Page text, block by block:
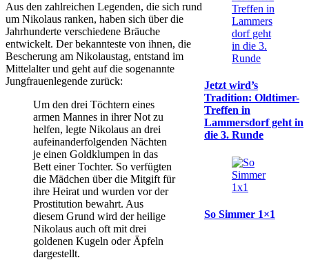
Aus den zahlreichen Legenden, die sich rund
um Nikolaus ranken, haben sich über die
Jahrhunderte verschiedene Bräuche
entwickelt. Der bekannteste von ihnen, die
Bescherung am Nikolaustag, entstand im
Mittelalter und geht auf die sogenannte
Jungfrauenlegende zurück:
Um den drei Töchtern eines
armen Mannes in ihrer Not zu
helfen, legte Nikolaus an drei
aufeinanderfolgenden Nächten
je einen Goldklumpen in das
Bett einer Tochter. So verfügten
die Mädchen über die Mitgift für
ihre Heirat und wurden vor der
Prostitution bewahrt. Aus
diesem Grund wird der heilige
Nikolaus auch oft mit drei
goldenen Kugeln oder Äpfeln
dargestellt.
Jetzt wird’s
Tradition: Oldtimer-
Treffen in
Lammersdorf geht in
die 3. Runde
So Simmer 1×1